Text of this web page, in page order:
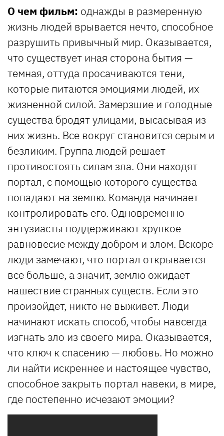
О чем фильм: однажды в размеренную
жизнь людей врывается нечто, способное
разрушить привычный мир. Оказывается,
что существует иная сторона бытия —
темная, оттуда просачиваются тени,
которые питаются эмоциями людей, их
жизненной силой. Замерзшие и голодные
существа бродят улицами, высасывая из
них жизнь. Все вокруг становится серым и
безликим. Группа людей решает
противостоять силам зла. Они находят
портал, с помощью которого существа
попадают на землю. Команда начинает
контролировать его. Одновременно
энтузиасты поддерживают хрупкое
равновесие между добром и злом. Вскоре
люди замечают, что портал открывается
все больше, а значит, землю ожидает
нашествие странных существ. Если это
произойдет, никто не выживет. Люди
начинают искать способ, чтобы навсегда
изгнать зло из своего мира. Оказывается,
что ключ к спасению — любовь. Но можно
ли найти искреннее и настоящее чувство,
способное закрыть портал навеки, в мире,
где постепенно исчезают эмоции?